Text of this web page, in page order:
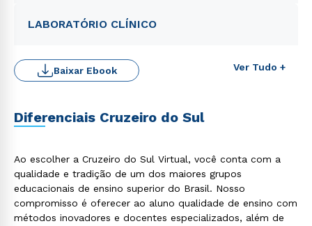
LABORATÓRIO CLÍNICO
Ver Tudo +
Baixar Ebook
Diferenciais Cruzeiro do Sul
Ao escolher a Cruzeiro do Sul Virtual, você conta com a
qualidade e tradição de um dos maiores grupos
educacionais de ensino superior do Brasil. Nosso
compromisso é oferecer ao aluno qualidade de ensino com
métodos inovadores e docentes especializados, além de
Rápido e fácil
WhatsApp
ou